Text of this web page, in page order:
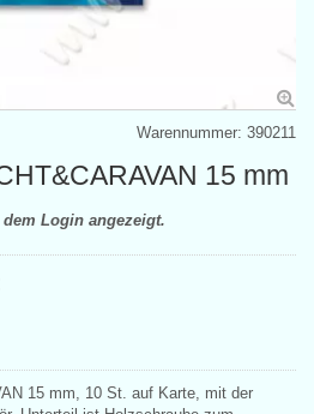
Warennummer: 390211
15 mm
Login angezeigt.
15 mm, 10 St. auf Karte, mit der